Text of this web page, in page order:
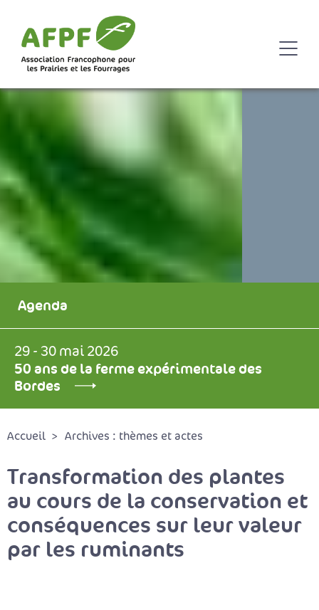
Agenda
29 - 30 mai 2026
50 ans de la ferme expérimentale des
Bordes
Accueil Archives : thèmes et actes
Transformation des plantes
au cours de la conservation et
conséquences sur leur valeur
par les ruminants